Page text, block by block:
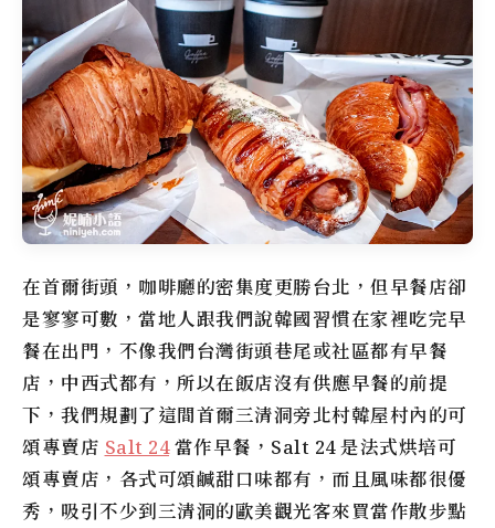
在首爾街頭，咖啡廳的密集度更勝台北，但早餐店卻
是寥寥可數，當地人跟我們說韓國習慣在家裡吃完早
餐在出門，不像我們台灣街頭巷尾或社區都有早餐
店，中西式都有，所以在飯店沒有供應早餐的前提
下，我們規劃了這間首爾三清洞旁北村韓屋村內的可
頌專賣店 Salt 24當作早餐，Salt 24 是法式烘培可
頌專賣店，各式可頌鹹甜口味都有，而且風味都很優
秀，吸引不少到三清洞的歐美觀光客來買當作散步點